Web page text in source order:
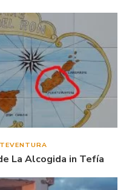
La Alcogida in Tefía